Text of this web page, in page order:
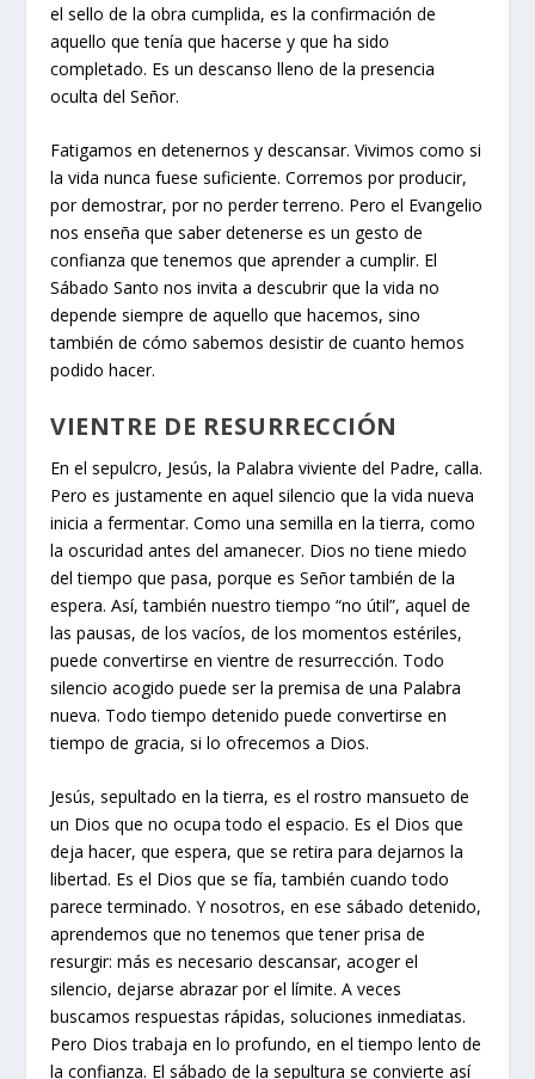
el sello de la obra cumplida, es la confirmación de
aquello que tenía que hacerse y que ha sido
completado. Es un descanso lleno de la presencia
oculta del Señor.
Fatigamos en detenernos y descansar. Vivimos como si
la vida nunca fuese suficiente. Corremos por producir,
por demostrar, por no perder terreno. Pero el Evangelio
nos enseña que saber detenerse es un gesto de
confianza que tenemos que aprender a cumplir. El
Sábado Santo nos invita a descubrir que la vida no
depende siempre de aquello que hacemos, sino
también de cómo sabemos desistir de cuanto hemos
podido hacer.
VIENTRE DE RESURRECCIÓN
En el sepulcro, Jesús, la Palabra viviente del Padre, calla.
Pero es justamente en aquel silencio que la vida nueva
inicia a fermentar. Como una semilla en la tierra, como
la oscuridad antes del amanecer. Dios no tiene miedo
del tiempo que pasa, porque es Señor también de la
espera. Así, también nuestro tiempo “no útil”, aquel de
las pausas, de los vacíos, de los momentos estériles,
puede convertirse en vientre de resurrección. Todo
silencio acogido puede ser la premisa de una Palabra
nueva. Todo tiempo detenido puede convertirse en
tiempo de gracia, si lo ofrecemos a Dios.
Jesús, sepultado en la tierra, es el rostro mansueto de
un Dios que no ocupa todo el espacio. Es el Dios que
deja hacer, que espera, que se retira para dejarnos la
libertad. Es el Dios que se fía, también cuando todo
parece terminado. Y nosotros, en ese sábado detenido,
aprendemos que no tenemos que tener prisa de
resurgir: más es necesario descansar, acoger el
silencio, dejarse abrazar por el límite. A veces
buscamos respuestas rápidas, soluciones inmediatas.
Pero Dios trabaja en lo profundo, en el tiempo lento de
la confianza. El sábado de la sepultura se convierte así